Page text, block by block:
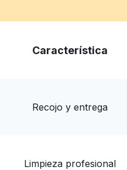
Característica
Recojo y entrega
Limpieza profesional